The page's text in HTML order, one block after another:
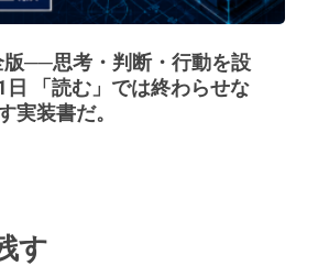
版──思考・判断・行動を設
日 「読む」では終わらせな
実装書だ。
す